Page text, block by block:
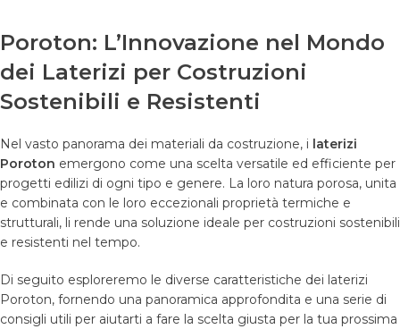
Poroton: L’Innovazione nel Mondo
dei Laterizi per Costruzioni
Sostenibili e Resistenti
Nel vasto panorama dei materiali da costruzione, i laterizi
Poroton emergono come una scelta versatile ed efficiente per
progetti edilizi di ogni tipo e genere. La loro natura porosa, unita
e combinata con le loro eccezionali proprietà termiche e
strutturali, li rende una soluzione ideale per costruzioni sostenibili
e resistenti nel tempo.
Di seguito esploreremo le diverse caratteristiche dei laterizi
Poroton, fornendo una panoramica approfondita e una serie di
consigli utili per aiutarti a fare la scelta giusta per la tua prossima